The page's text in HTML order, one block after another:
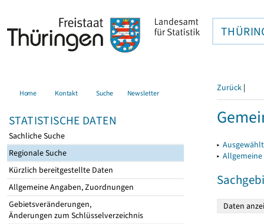
Home Kontakt Suche Newsletter
STATISTISCHE DATEN
Sachliche Suche
Regionale Suche
Kürzlich bereitgestellte Daten
Allgemeine Angaben, Zuordnungen
Gebietsveränderungen,
Änderungen zum Schlüsselverzeichnis
Zurück |
▸
▸